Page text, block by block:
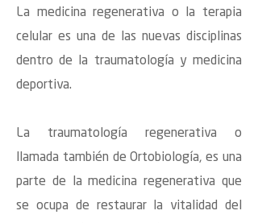
La medicina regenerativa o la terapia
celular es una de las nuevas disciplinas
dentro de la traumatología y medicina
deportiva.
La traumatología regenerativa o
llamada también de Ortobiología, es una
parte de la medicina regenerativa que
se ocupa de restaurar la vitalidad del